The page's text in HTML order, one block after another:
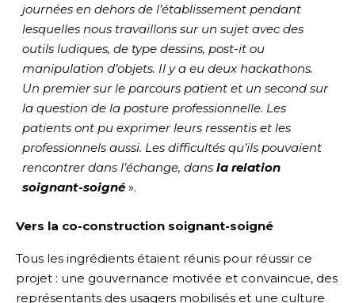
journées en dehors de l’établissement pendant
lesquelles nous travaillons sur un sujet avec des
outils ludiques, de type dessins, post-it ou
manipulation d’objets. Il y a eu deux hackathons.
Un premier sur le parcours patient et un second sur
la question de la posture professionnelle. Les
patients ont pu exprimer leurs ressentis et les
professionnels aussi. Les difficultés qu’ils pouvaient
rencontrer dans l’échange, dans la relation
soignant-soigné ».
Vers la co-construction soignant-soigné
Tous les ingrédients étaient réunis pour réussir ce
projet : une gouvernance motivée et convaincue, des
représentants des usagers mobilisés et une culture